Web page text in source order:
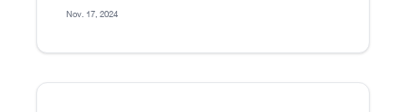
Nov. 17, 2024